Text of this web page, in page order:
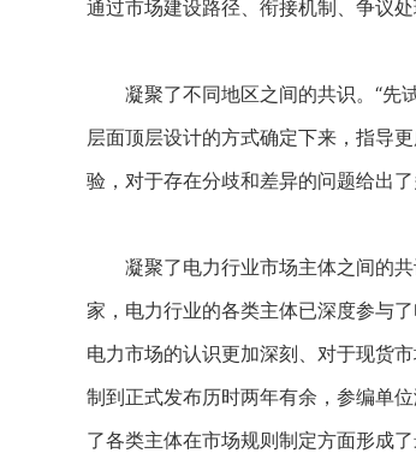
通过市场建设路径、衔接机制、争议
凝聚了不同地区之间的共识。“先试
层面顶层设计的方式确定下来，指导
验，对于存在分歧和差异的问题给出了
凝聚了电力行业市场主体之间的共
家，电力行业的各类主体已深度参与
电力市场的认识更加深刻、对于现货
制到正式发布历时两年有余，参编单
了各类主体在市场规则制定方面形成了